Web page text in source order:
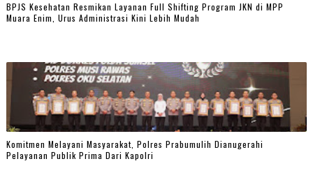
BPJS Kesehatan Resmikan Layanan Full Shifting Program JKN di MPP
Muara Enim, Urus Administrasi Kini Lebih Mudah
Komitmen Melayani Masyarakat, Polres Prabumulih Dianugerahi
Pelayanan Publik Prima Dari Kapolri